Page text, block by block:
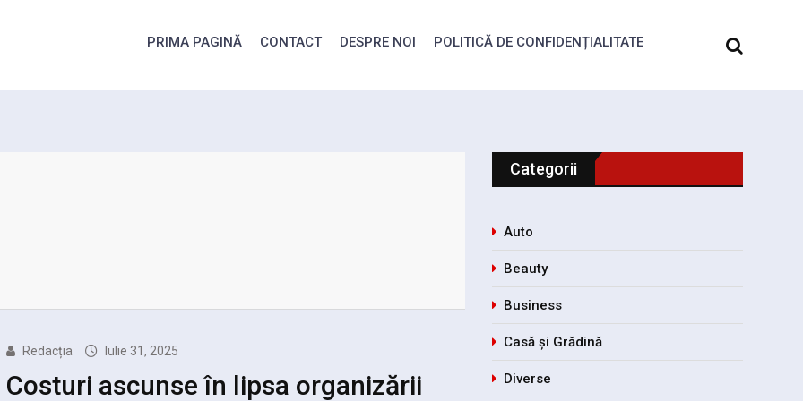
PRIMA PAGINĂ CONTACT DESPRE NOI POLITICĂ DE CONFIDENȚIALITATE
Redacția Iulie 31, 2025
Costuri ascunse în lipsa organizării
Categorii
Auto
Beauty
Business
Casă și Grădină
Diverse